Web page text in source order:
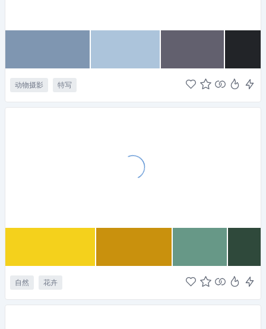
动物摄影 特写
自然 花卉